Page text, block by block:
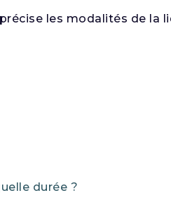
les modalités de la
durée ?